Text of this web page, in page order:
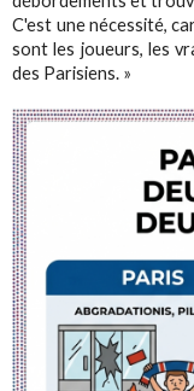
C'est une nécessité,
sont les joueurs, les
des Parisiens. »